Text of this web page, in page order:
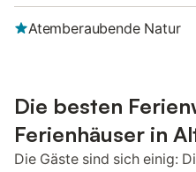
Atemberaubende Natur
Die besten
Ferienhäuser in
Die Gäste sind sich einig: